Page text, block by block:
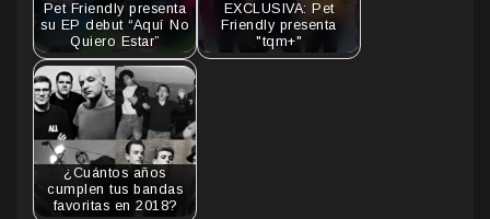
Pet Friendly presenta
su EP debut “Aquí No
Quiero Estar”
EXCLUSIVA: Pet
Friendly presenta
"tqm+"
¿Cuántos años
cumplen tus bandas
favoritas en 2018?